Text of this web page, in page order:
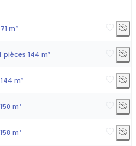
m²
144 m²
m²
m²
m²